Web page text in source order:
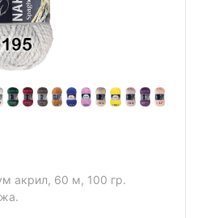
акрил, 60 м, 100 гр.